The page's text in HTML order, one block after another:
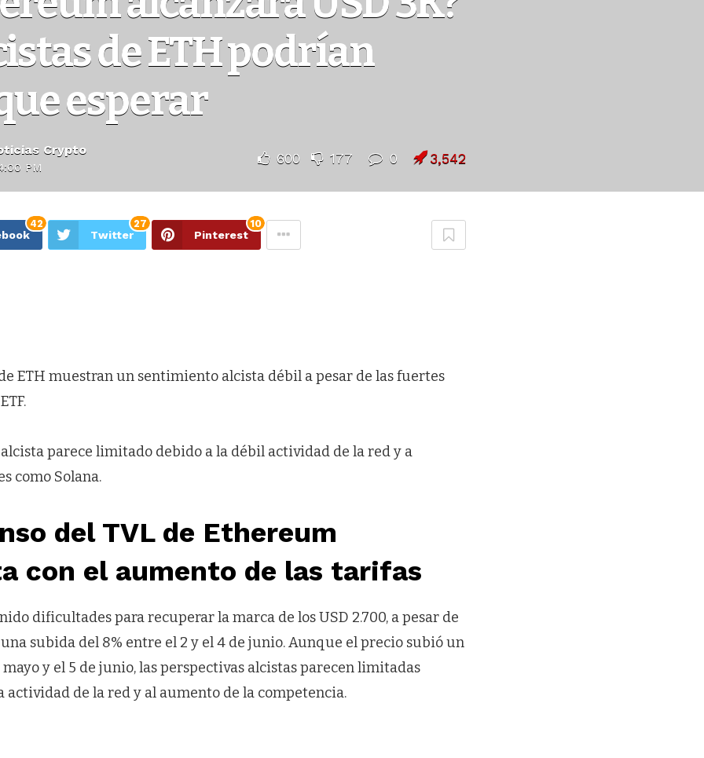
de ETH podrían
esperar
Crypto
PM
600 177 0 3,542
42
Twitter
27
Pinterest
10
ETH muestran un sentimiento alcista débil a pesar de las fuertes
parece limitado debido a la débil actividad de la red y a
como Solana.
del TVL de Ethereum
con el aumento de las tarifas
dificultades para recuperar la marca de los USD 2.700, a pesar de
subida del 8% entre el 2 y el 4 de junio. Aunque el precio subió un
y el 5 de junio, las perspectivas alcistas parecen limitadas
actividad de la red y al aumento de la competencia.